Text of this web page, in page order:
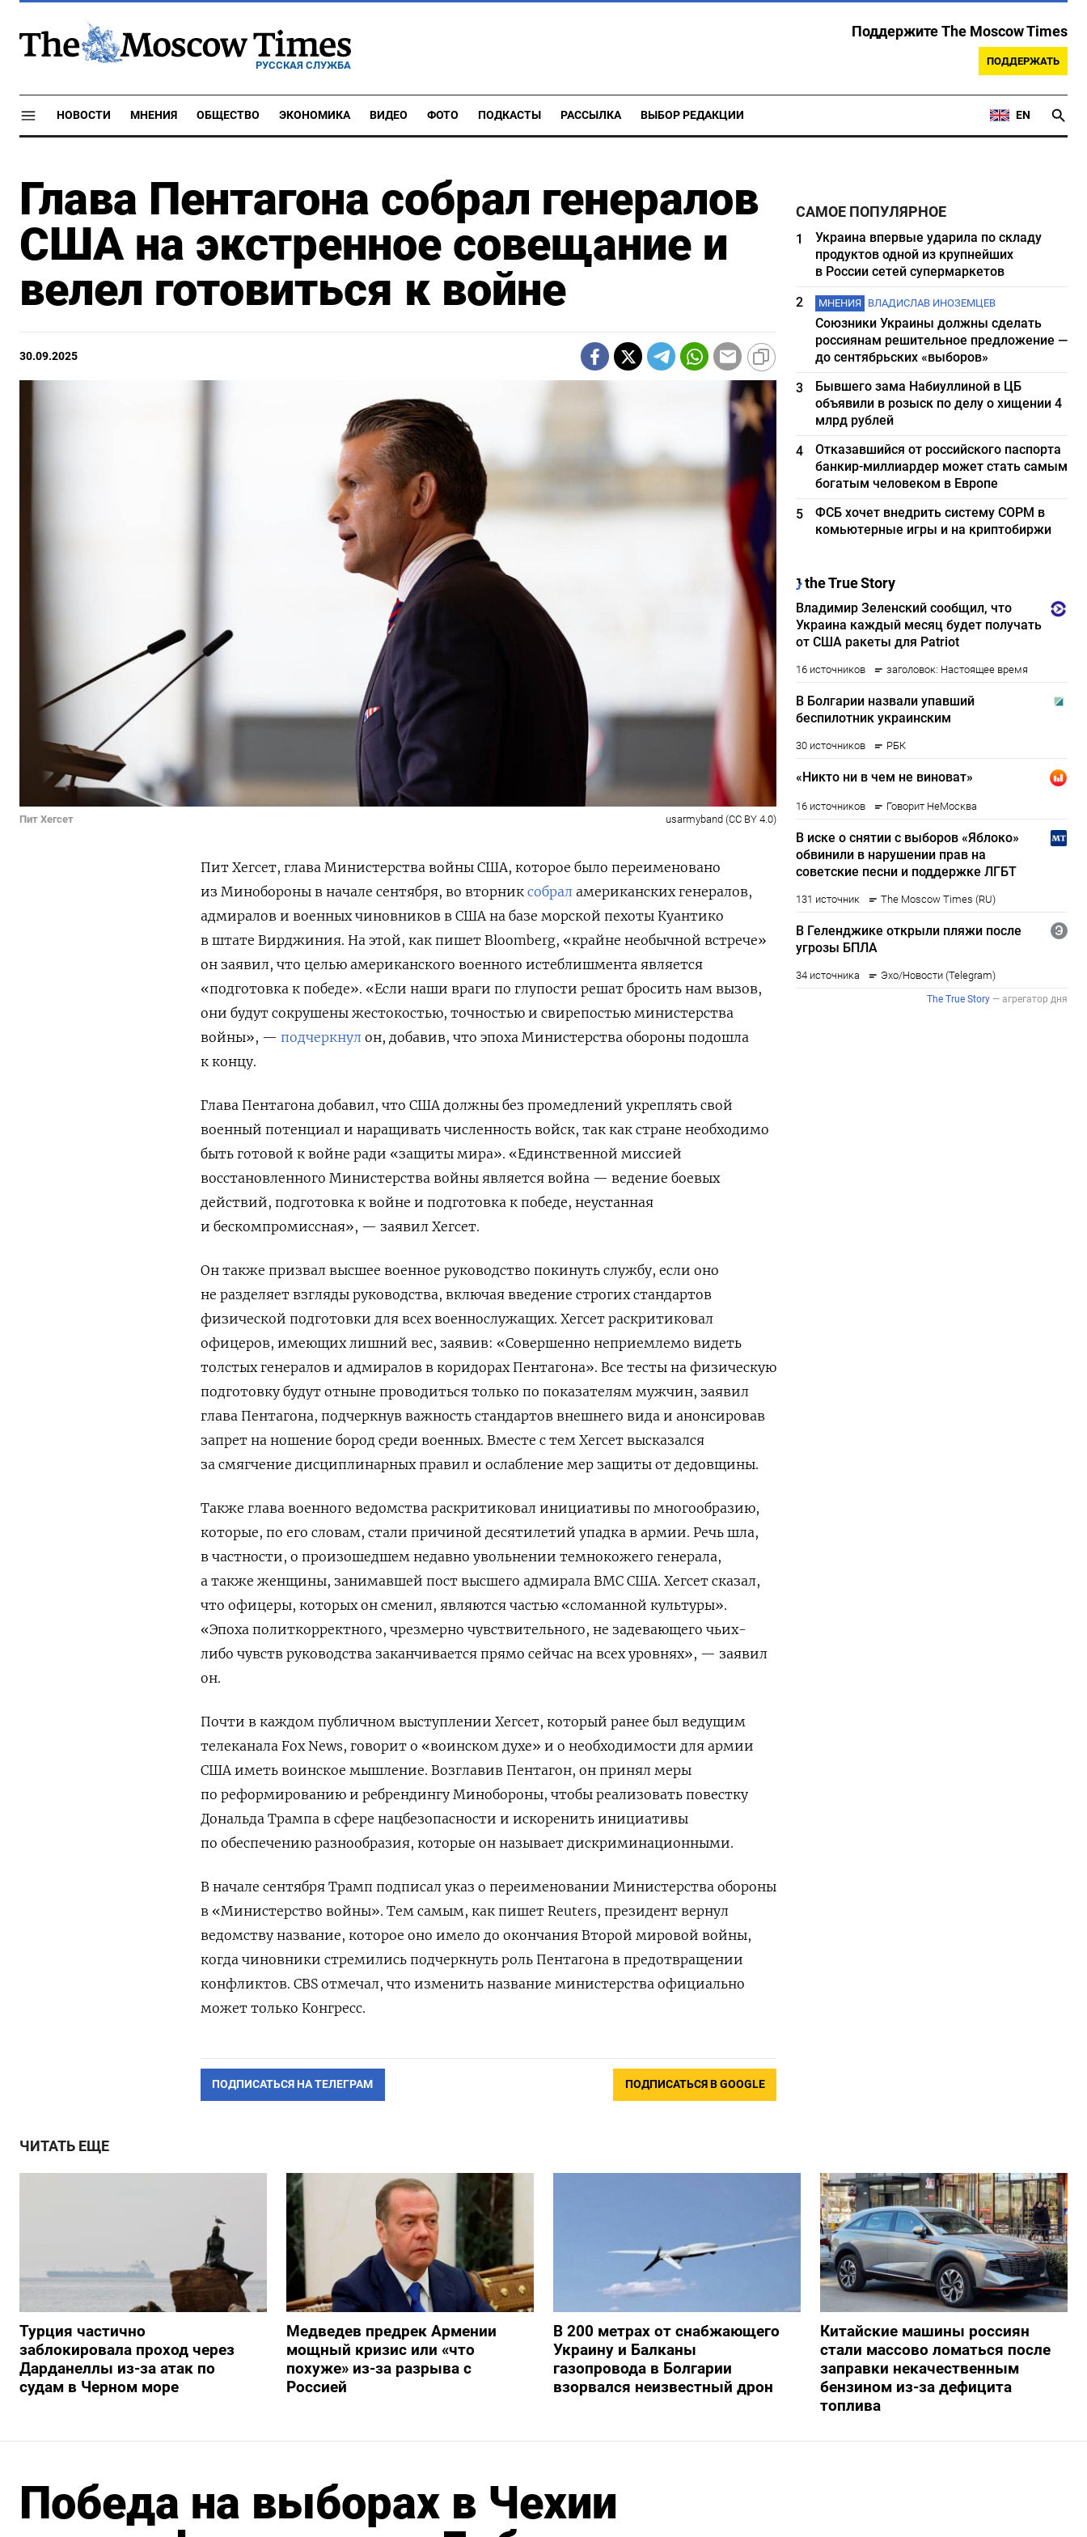
РУССКАЯ СЛУЖБА
Поддержите The Moscow Times
ПОДДЕРЖАТЬ
НОВОСТИ МНЕНИЯ ОБЩЕСТВО ЭКОНОМИКА ВИДЕО ФОТО ПОДКАСТЫ РАССЫЛКА ВЫБОР РЕДАКЦИИ EN
Глава Пентагона собрал генералов
США на экстренное совещание и
велел готовиться к войне
30.09.2025
Пит Хегсет usarmyband (CC BY 4.0)
Пит Хегсет, глава Министерства войны США, которое было переименовано
из Минобороны в начале сентября, во вторник собрал американских генералов,
адмиралов и военных чиновников в США на базе морской пехоты Куантико
в штате Вирджиния. На этой, как пишет Bloomberg, «крайне необычной встрече»
он заявил, что целью американского военного истеблишмента является
«подготовка к победе». «Если наши враги по глупости решат бросить нам вызов,
они будут сокрушены жестокостью, точностью и свирепостью министерства
войны», — подчеркнул он, добавив, что эпоха Министерства обороны подошла
к концу.
Глава Пентагона добавил, что США должны без промедлений укреплять свой
военный потенциал и наращивать численность войск, так как стране необходимо
быть готовой к войне ради «защиты мира». «Единственной миссией
восстановленного Министерства войны является война — ведение боевых
действий, подготовка к войне и подготовка к победе, неустанная
и бескомпромиссная», — заявил Хегсет.
Он также призвал высшее военное руководство покинуть службу, если оно
не разделяет взгляды руководства, включая введение строгих стандартов
физической подготовки для всех военнослужащих. Хегсет раскритиковал
офицеров, имеющих лишний вес, заявив: «Совершенно неприемлемо видеть
толстых генералов и адмиралов в коридорах Пентагона». Все тесты на физическую
подготовку будут отныне проводиться только по показателям мужчин, заявил
глава Пентагона, подчеркнув важность стандартов внешнего вида и анонсировав
запрет на ношение бород среди военных. Вместе с тем Хегсет высказался
за смягчение дисциплинарных правил и ослабление мер защиты от дедовщины.
Также глава военного ведомства раскритиковал инициативы по многообразию,
которые, по его словам, стали причиной десятилетий упадка в армии. Речь шла,
в частности, о произошедшем недавно увольнении темнокожего генерала,
а также женщины, занимавшей пост высшего адмирала ВМС США. Хегсет сказал,
что офицеры, которых он сменил, являются частью «сломанной культуры».
«Эпоха политкорректного, чрезмерно чувствительного, не задевающего чьих-
либо чувств руководства заканчивается прямо сейчас на всех уровнях», — заявил
он.
Почти в каждом публичном выступлении Хегсет, который ранее был ведущим
телеканала Fox News, говорит о «воинском духе» и о необходимости для армии
США иметь воинское мышление. Возглавив Пентагон, он принял меры
по реформированию и ребрендингу Минобороны, чтобы реализовать повестку
Дональда Трампа в сфере нацбезопасности и искоренить инициативы
по обеспечению разнообразия, которые он называет дискриминационными.
В начале сентября Трамп подписал указ о переименовании Министерства обороны
в «Министерство войны». Тем самым, как пишет Reuters, президент вернул
ведомству название, которое оно имело до окончания Второй мировой войны,
когда чиновники стремились подчеркнуть роль Пентагона в предотвращении
конфликтов. CBS отмечал, что изменить название министерства официально
может только Конгресс.
ПОДПИСАТЬСЯ НА ТЕЛЕГРАМ ПОДПИСАТЬСЯ В GOOGLE
САМОЕ ПОПУЛЯРНОЕ
1
Украина впервые ударила по складу
продуктов одной из крупнейших
в России сетей супермаркетов
2
МНЕНИЯ ВЛАДИСЛАВ ИНОЗЕМЦЕВ
Союзники Украины должны сделать
россиянам решительное предложение —
до сентябрьских «выборов»
3
Бывшего зама Набиуллиной в ЦБ
объявили в розыск по делу о хищении 4
млрд рублей
4
Отказавшийся от российского паспорта
банкир-миллиардер может стать самым
богатым человеком в Европе
5
ФСБ хочет внедрить систему СОРМ в
комьютерные игры и на криптобиржи
ЧИТАТЬ ЕЩЕ
Турция частично
заблокировала проход через
Дарданеллы из-за атак по
судам в Черном море
Медведев предрек Армении
мощный кризис или «что
похуже» из-за разрыва с
Россией
В 200 метрах от снабжающего
Украину и Балканы
газопровода в Болгарии
взорвался неизвестный дрон
Китайские машины россиян
стали массово ломаться после
заправки некачественным
бензином из-за дефицита
топлива
Победа на выборах в Чехии